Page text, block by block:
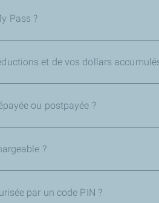
Pass ?
et de vos dollars
ou postpayée ?
?
par un code PIN ?